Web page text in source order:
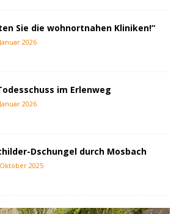
Sie die wohnortnahen Kliniken!“
2026
im Erlenweg
2026
Dschungel durch Mosbach
2025